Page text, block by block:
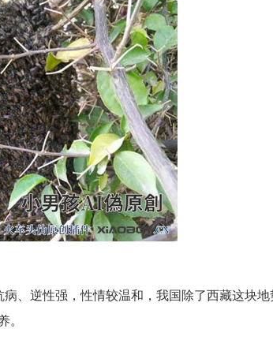
、逆性强，性情较温和，我国除了西藏这块